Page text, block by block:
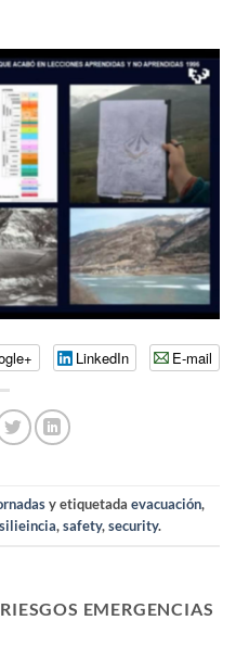
LinkedIn E-mail
y etiquetada evacuación,
,safety,security.
EMERGENCIAS